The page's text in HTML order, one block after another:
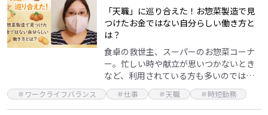
「天職」に巡り合えた！お惣菜製造で見
つけたお金ではない自分らしい働き方と
は？
食卓の救世主、スーパーのお惣菜コーナ
ー。忙しい時や献立が思いつかないとき
など、利用されている方も多いのではな
いでしょうか。 今回お話を伺ったのは、
家の近くのお惣菜コーナーで揚げ物を担
当するE.Kさん。…
＃ワークライフバランス ＃仕事 ＃天職 ＃時短勤務